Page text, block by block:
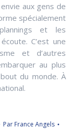
aux gens de
spécialement
et les
C’est une
et d’autres
au plus
du monde. À
Par France Angels